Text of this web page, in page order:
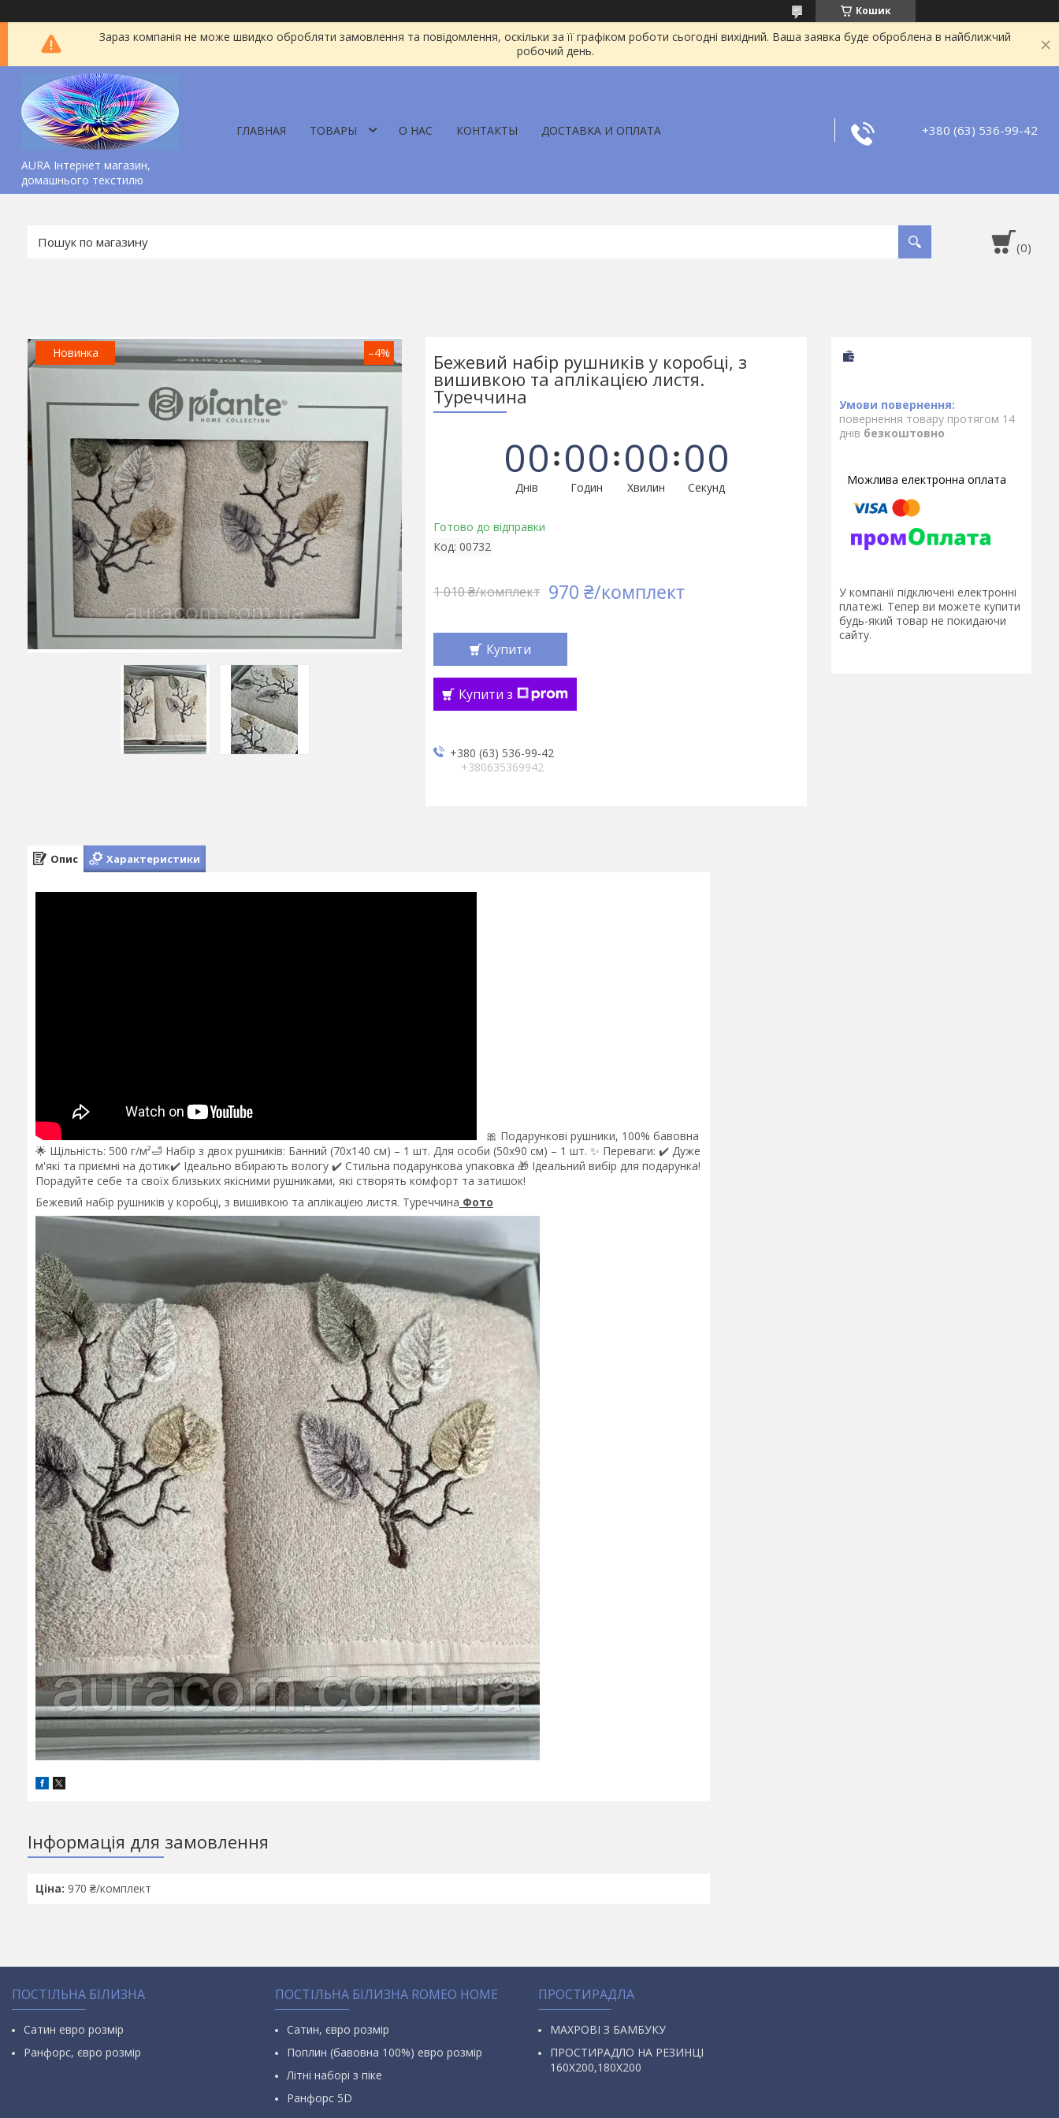
Кошик
Зараз компанія не може швидко обробляти замовлення та повідомлення, оскільки за її графіком роботи сьогодні вихідний. Ваша заявка буде оброблена в найближчий
робочий день.
AURA Інтернет магазин,
домашнього текстилю
ГЛАВНАЯ ТОВАРЫ О НАС КОНТАКТЫ ДОСТАВКА И ОПЛАТА +380 (63) 536-99-42
Новинка –4% Бежевий набір рушників у коробці, з
вишивкою та аплікацією листя.
Туреччина
00
Днів
00
Годин
00
Хвилин
00
Секунд
Готово до відправки
Код: 00732
1 010 ₴/комплект 970 ₴/комплект
Купити
Купити з
+380 (63) 536-99-42
+380635369942
повернення товару протягом 14
днів безкоштовно
У компанії підключені електронні
платежі. Тепер ви можете купити
будь-який товар не покидаючи
сайту.
Опис Характеристики
🎀 Подарункові рушники, 100% бавовна
🌟 Щільність: 500 г/м²🛁 Набір з двох рушників: Банний (70х140 см) – 1 шт. Для особи (50х90 см) – 1 шт. ✨ Переваги: ✔️ Дуже
м'які та приємні на дотик✔️ Ідеально вбирають вологу ✔️ Стильна подарункова упаковка 🎁 Ідеальний вибір для подарунка!
Порадуйте себе та своїх близьких якісними рушниками, які створять комфорт та затишок!
Бежевий набір рушників у коробці, з вишивкою та аплікацією листя. Туреччина Фото
Інформація для замовлення
Ціна: 970 ₴/комплект
ПОСТІЛЬНА БІЛИЗНА
Сатин евро розмір
Ранфорс, євро розмір
ПОСТІЛЬНА БІЛИЗНА ROMEO HOME
Сатин, євро розмір
Поплин (бавовна 100%) евро розмір
Літні наборі з піке
Ранфорс 5D
ПРОСТИРАДЛА
МАХРОВІ З БАМБУКУ
ПРОСТИРАДЛО НА РЕЗИНЦІ
160Х200,180Х200